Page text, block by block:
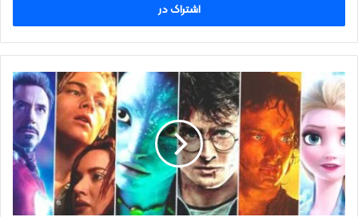
وارد
کنید
فهرست
جدید
از
۳۰
فیلم
پرفروش
تاریخ
سینما